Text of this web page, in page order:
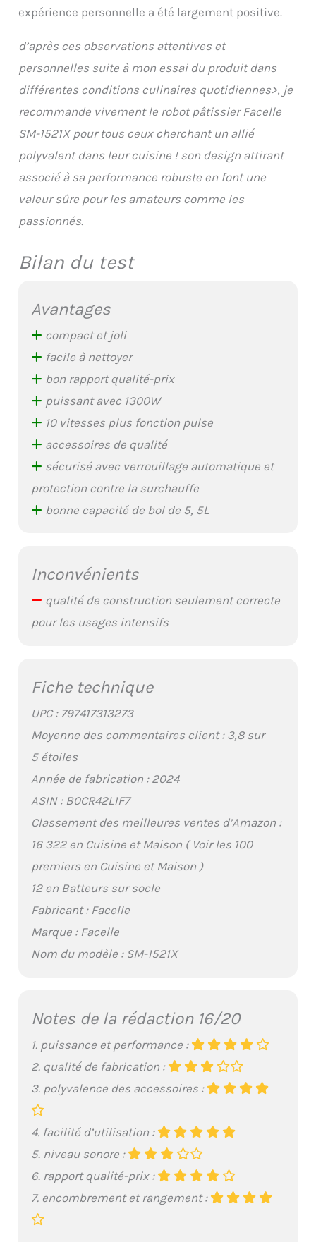
expérience personnelle a été largement positive.
d’après ces observations attentives et
personnelles suite à mon essai du produit dans
différentes conditions culinaires quotidiennes>, je
recommande vivement le robot pâtissier Facelle
SM-1521X pour tous ceux cherchant un allié
polyvalent dans leur cuisine ! son design attirant
associé à sa performance robuste en font une
valeur sûre pour les amateurs comme les
passionnés.
Bilan du test
Avantages
compact et joli
facile à nettoyer
bon rapport qualité-prix
puissant avec 1300W
10 vitesses plus fonction pulse
accessoires de qualité
sécurisé avec verrouillage automatique et
protection contre la surchauffe
bonne capacité de bol de 5, 5L
Inconvénients
qualité de construction seulement correcte
pour les usages intensifs
Fiche technique
UPC : 797417313273
Moyenne des commentaires client : 3,8 sur
5 étoiles
Année de fabrication : 2024
ASIN : B0CR42L1F7
Classement des meilleures ventes d’Amazon :
16 322 en Cuisine et Maison ( Voir les 100
premiers en Cuisine et Maison )
12 en Batteurs sur socle
Fabricant : Facelle
Marque : Facelle
Nom du modèle : SM-1521X
Notes de la rédaction 16/20
1. puissance et performance :
2. qualité de fabrication :
3. polyvalence des accessoires :
4. facilité d’utilisation :
5. niveau sonore :
6. rapport qualité-prix :
7. encombrement et rangement :